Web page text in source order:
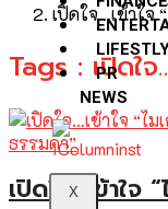
PR
NEWS
X
เปิดใจ…เข้าใจ
Tags : เปิดใจ
เปิดใจ…เข้าใจ